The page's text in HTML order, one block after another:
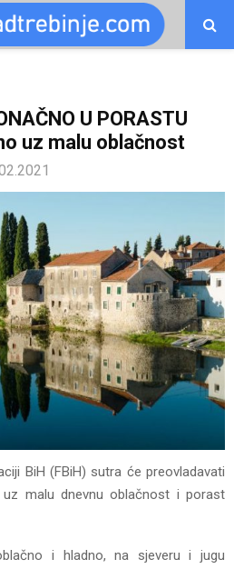
U PORASTU
uz malu oblačnost
BiH (FBiH) sutra će preovladavati
malu dnevnu oblačnost i porast
i hladno, na sjeveru i jugu